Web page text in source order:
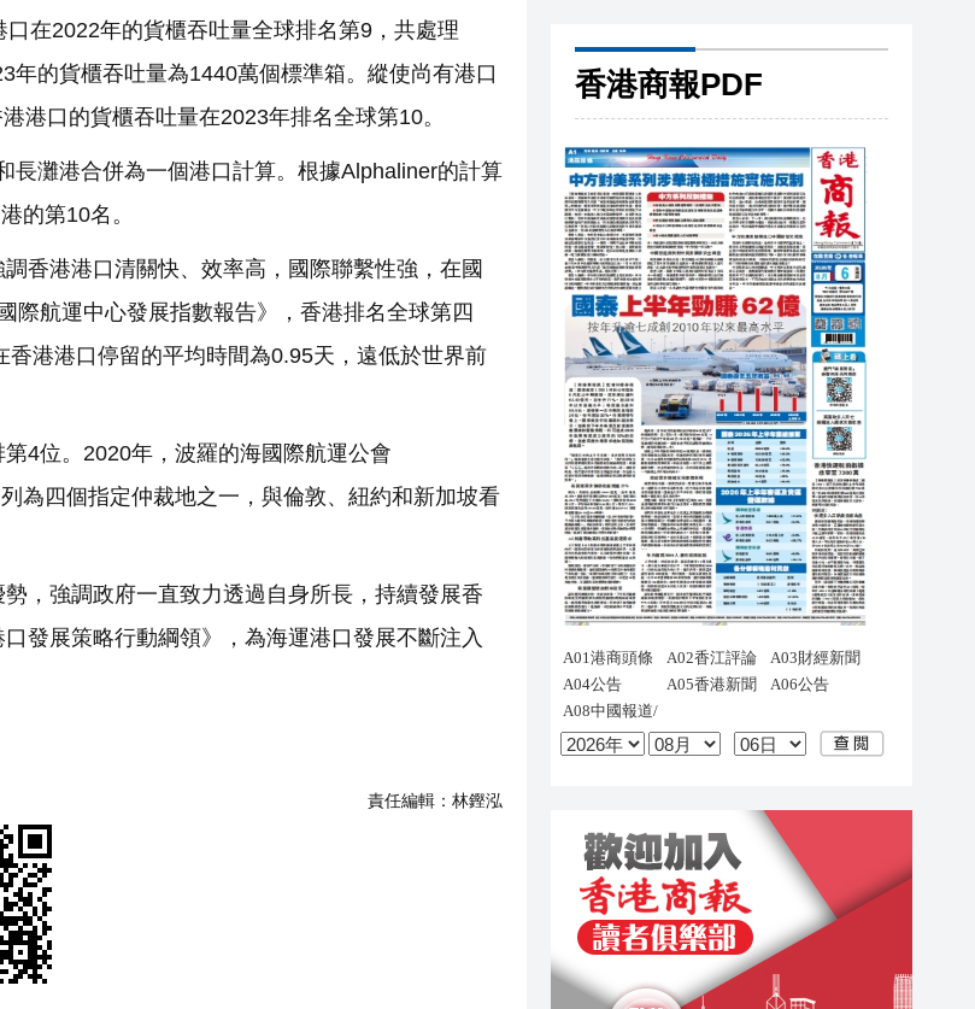
在2022年的貨櫃吞吐量全球排名第9，共處理
的貨櫃吞吐量為1440萬個標準箱。縱使尚有港口
港口的貨櫃吞吐量在2023年排名全球第10。
長灘港合併為一個港口計算。根據Alphaliner的計算
的第10名。
香港港口清關快、效率高，國際聯繫性強，在國
際航運中心發展指數報告》，香港排名全球第四
港港口停留的平均時間為0.95天，遠低於世界前
4位。2020年，波羅的海國際航運公會
為四個指定仲裁地之一，與倫敦、紐約和新加坡看
，強調政府一直致力透過自身所長，持續發展香
發展策略行動綱領》，為海運港口發展不斷注入
責任編輯： 林鏗泓
香港商報PDF